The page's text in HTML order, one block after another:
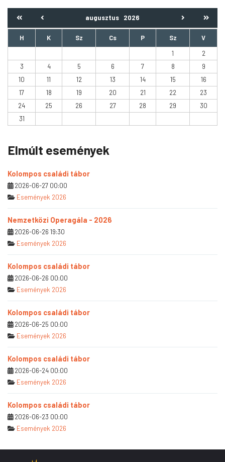
augusztus 2026
H K Sz Cs P Sz
V
1
2
3
4 5 6 7 8
9
10
11 12 13 14 15
16
17
18 19 20 21 22
23
24
25 26 27 28 29
30
31
Elmúlt események
Kolompos családi tábor
2026-06-27 00:00
Események 2026
Nemzetközi Operagála - 2026
2026-06-26 19:30
Események 2026
Kolompos családi tábor
2026-06-26 00:00
Események 2026
Kolompos családi tábor
2026-06-25 00:00
Események 2026
Kolompos családi tábor
2026-06-24 00:00
Események 2026
Kolompos családi tábor
2026-06-23 00:00
Események 2026